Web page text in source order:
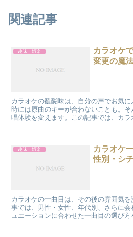
関連記事
趣味 娯楽
カラオケ
変更の魔
カラオケの醍醐味は、自分の声でお気に
時には原曲のキーが合わないことも。
唱体験を変えます。この記事では、カ
趣味 娯楽
カラオケ
性別・シ
カラオケの一曲目は、その後の雰囲気
事では、男性・女性、年代別、さらに
ュエーションに合わせた一曲目の選び方